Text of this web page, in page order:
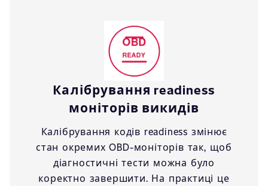
Калібрування readiness
моніторів викидів
Калібрування кодів readiness змінює
стан окремих OBD-моніторів так, щоб
діагностичні тести можна було
коректно завершити. На практиці це